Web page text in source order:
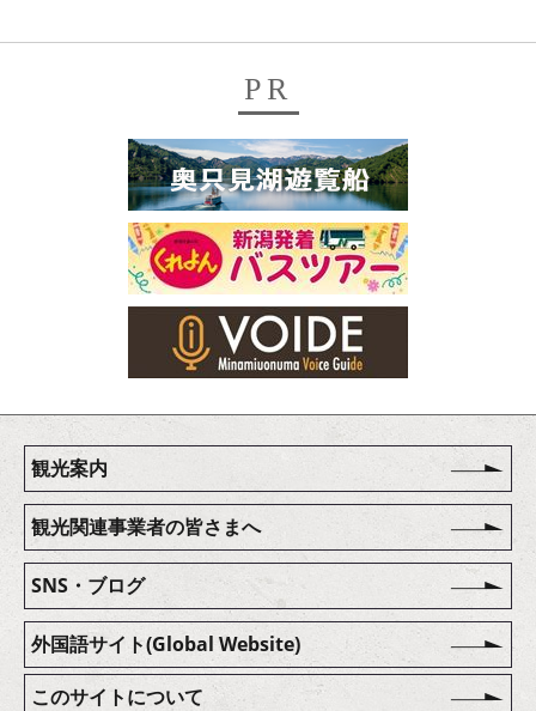
PR
観光案内
観光関連事業者の皆さまへ
SNS・ブログ
外国語サイト(Global Website)
このサイトについて